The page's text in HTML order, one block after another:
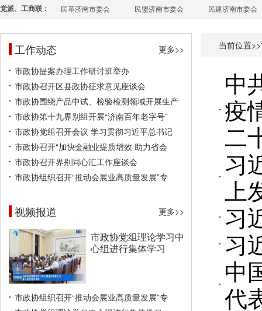
党派、工商联： 民革济南市委会 民盟济南市委会 民建济南市委会
工作动态
更多>>
市政协提案办理工作研讨班举办
市政协召开区县政协征求意见座谈会
市政协围绕产品中试、检验检测领域开展生产
市政协第十九界别组开展“济南百年老字号”
市政协党组召开会议 学习贯彻习近平总书记
市政协召开“加快金融业提质增效 助力省会
市政协召开界别同心汇工作座谈会
市政协组织召开“推动会展业高质量发展”专
视频报道 更多>>
市政协党组理论学习中
心组进行集体学习
市政协组织召开“推动会展业高质量发展”专
当前位置>>
中
疫
二
习
上
习
习
中
代